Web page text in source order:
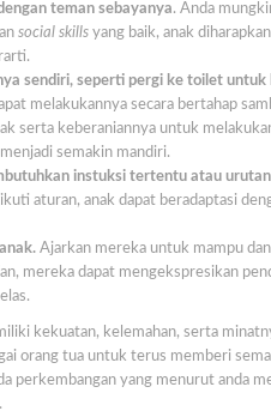
teman sebayanya. Anda
social skills yang baik, anak
sendiri, seperti pergi ke toilet untuk
melakukannya secara bertahap
serta keberaniannya untuk
semakin mandiri.
instuksi tertentu atau
aturan, anak dapat beradaptasi
Ajarkan mereka untuk mampu
mereka dapat mengekspresikan
kekuatan, kelemahan, serta
orang tua untuk terus memberi
perkembangan yang menurut anda